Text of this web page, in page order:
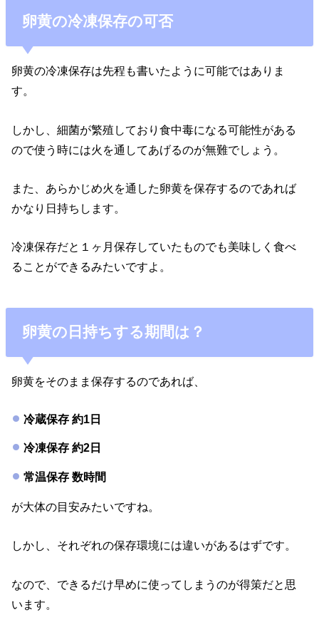
卵黄の冷凍保存の可否
卵黄の冷凍保存は先程も書いたように可能ではありま
す。
しかし、細菌が繁殖しており食中毒になる可能性がある
ので使う時には火を通してあげるのが無難でしょう。
また、あらかじめ火を通した卵黄を保存するのであれば
かなり日持ちします。
冷凍保存だと１ヶ月保存していたものでも美味しく食べ
ることができるみたいですよ。
卵黄の日持ちする期間は？
卵黄をそのまま保存するのであれば、
冷蔵保存 約1日
冷凍保存 約2日
常温保存 数時間
が大体の目安みたいですね。
しかし、それぞれの保存環境には違いがあるはずです。
なので、できるだけ早めに使ってしまうのが得策だと思
います。